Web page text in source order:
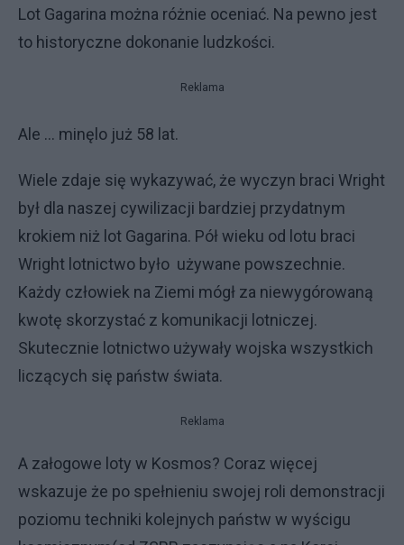
Lot Gagarina można różnie oceniać. Na pewno jest
to historyczne dokonanie ludzkości.
Reklama
Ale ... minęlo już 58 lat.
Wiele zdaje się wykazywać, że wyczyn braci Wright
był dla naszej cywilizacji bardziej przydatnym
krokiem niż lot Gagarina. Pół wieku od lotu braci
Wright lotnictwo było używane powszechnie.
Każdy człowiek na Ziemi mógł za niewygórowaną
kwotę skorzystać z komunikacji lotniczej.
Skutecznie lotnictwo używały wojska wszystkich
liczących się państw świata.
Reklama
A załogowe loty w Kosmos? Coraz więcej
wskazuje że po spełnieniu swojej roli demonstracji
poziomu techniki kolejnych państw w wyścigu